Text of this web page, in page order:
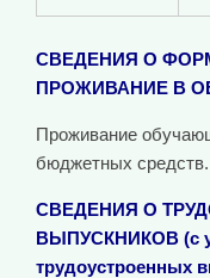
СВЕДЕНИЯ О
ПРОЖИВАНИЕ В
Проживание
бюджетных средств.
СВЕДЕНИЯ О
ВЫПУСКНИКОВ (с
трудоустроенных